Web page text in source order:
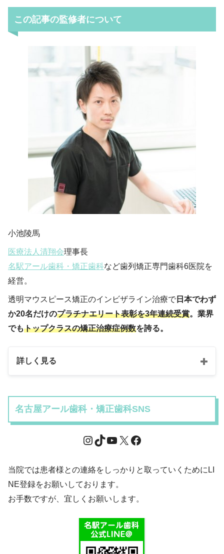
この記事の監修者について
小池陵馬
医療法人清翔会理事長
名駅アール歯科・矯正歯科など歯列矯正専門歯科6医院を
経営。
透明マウスピース矯正のインビザライン治療で 日本でわず
か20名だけのプラチナエリート表彰を3年連続受賞。業界
でもトップクラスの矯正治療症例数を誇る。
詳しく見る
名古屋アール歯科・矯正歯科SNS
当院では患者様との連絡をしっかりと取っていくためにLI
NE登録をお願いしております。
お手数ですが、宜しくお願いします。